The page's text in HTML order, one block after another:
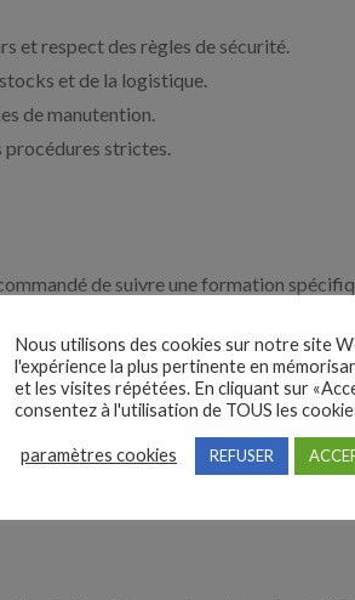
et respect des règles de sécurité.
et de la logistique.
de manutention.
procédures strictes.
de suivre une formation
En Sécurité)
Nous utilisons des cookies sur notre site
l'expérience la plus pertinente en
et les visites répétées. En cliquant sur
consentez à l'utilisation de TOUS les
paramètres cookies REFUSER